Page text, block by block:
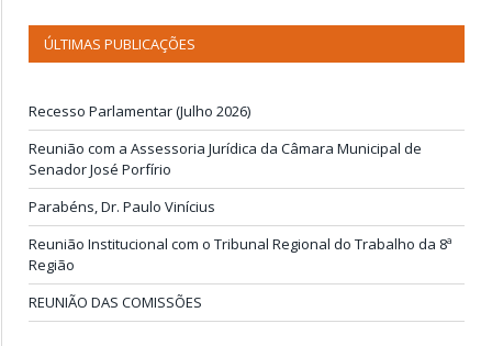
ÚLTIMAS PUBLICAÇÕES
Recesso Parlamentar (Julho 2026)
Reunião com a Assessoria Jurídica da Câmara Municipal de
Senador José Porfírio
Parabéns, Dr. Paulo Vinícius
Reunião Institucional com o Tribunal Regional do Trabalho da 8ª
Região
REUNIÃO DAS COMISSÕES